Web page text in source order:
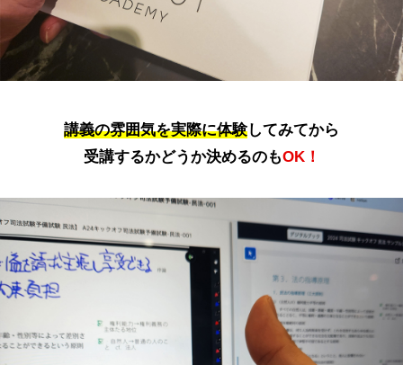
講義の雰囲気を実際に体験してみてから
受講するかどうか決めるのもOK！